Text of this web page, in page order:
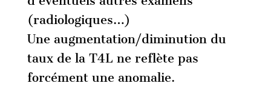
(radiologiques…)
Une augmentation/diminution du
taux de la T4L ne reflète pas
forcément une anomalie.